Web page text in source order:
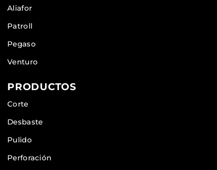
Aliafor
Patroll
Pegaso
Venturo
PRODUCTOS
Corte
Desbaste
Pulido
Perforación